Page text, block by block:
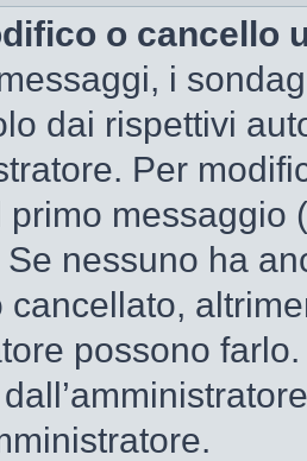
o cancello
i
dai rispettivi
Per
primo messaggio
nessuno ha
cancellato,
possono